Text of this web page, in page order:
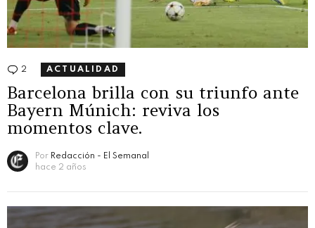
2 Comentarios
ACTUALIDAD
Barcelona brilla con su triunfo ante
Bayern Múnich: reviva los
momentos clave.
Por Redacción - El Semanal
hace 2 años